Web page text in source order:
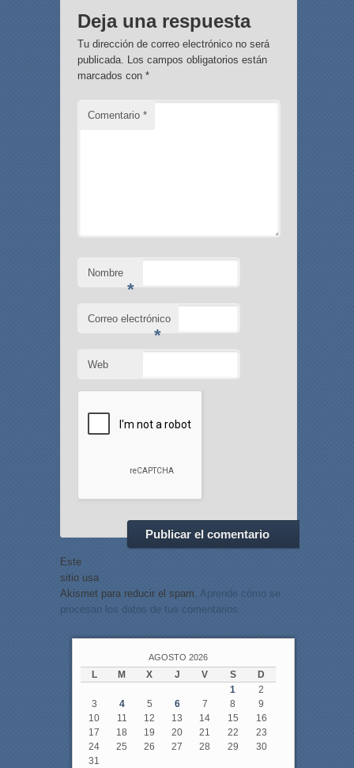
Deja una respuesta
Tu dirección de correo electrónico no será
publicada. Los campos obligatorios están
marcados con *
Comentario *
Nombre
*
Correo electrónico
*
Web
Este
sitio usa
Akismet para reducir el spam. Aprende cómo se
procesan los datos de tus comentarios.
AGOSTO 2026
L M X J V S
D
1
2
3
4 5 6 7 8
9
10
11 12 13 14 15
16
17
18 19 20 21 22
23
24
25 26 27 28 29
30
31